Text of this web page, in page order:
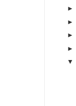
►
►
►
►
▼